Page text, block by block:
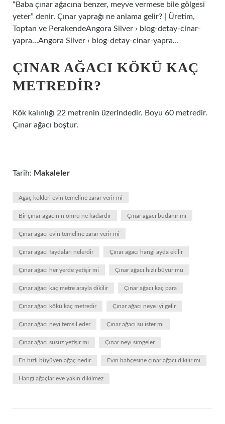
“Baba çınar ağacına benzer, meyve vermese bile gölgesi
yeter” denir. Çınar yaprağı ne anlama gelir? | Üretim,
Toptan ve PerakendeAngora Silver › blog-detay-cinar-
yapra…Angora Silver › blog-detay-cinar-yapra…
ÇINAR AĞACI KÖKÜ KAÇ
METREDIR?
Kök kalınlığı 22 metrenin üzerindedir. Boyu 60 metredir.
Çınar ağacı boştur.
Tarih: Makaleler
Ağaç kökleri evin temeline zarar verir mi
Bir çınar ağacının ömrü ne kadardır Çınar ağacı budanır mı
Çınar ağacı evin temeline zarar verir mi
Çınar ağacı faydaları nelerdir Çınar ağacı hangi ayda ekilir
Çınar ağacı her yerde yetişir mi Çınar ağacı hızlı büyür mü
Çınar ağacı kaç metre arayla dikilir Çınar ağacı kaç para
Çınar ağacı kökü kaç metredir Çınar ağacı neye iyi gelir
Çınar ağacı neyi temsil eder Çınar ağacı su ister mi
Çınar ağacı susuz yetişir mi Çınar neyi simgeler
En hızlı büyüyen ağaç nedir Evin bahçesine çınar ağacı dikilir mi
Hangi ağaçlar eve yakın dikilmez